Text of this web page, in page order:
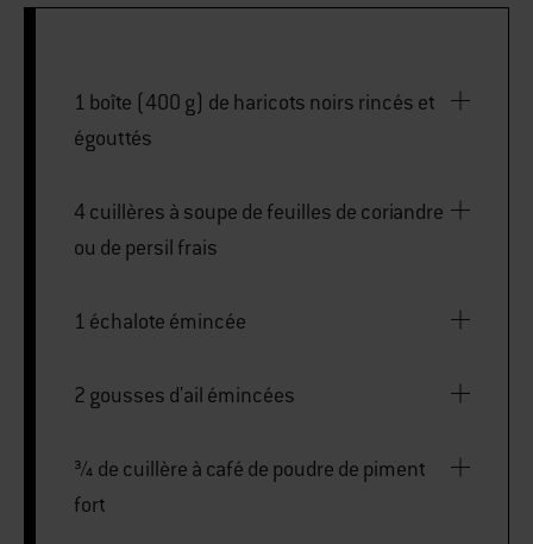
1 boîte (400 g) de haricots noirs rincés et
égouttés
4 cuillères à soupe de feuilles de coriandre
ou de persil frais
1 échalote émincée
2 gousses d'ail émincées
¾ de cuillère à café de poudre de piment
fort